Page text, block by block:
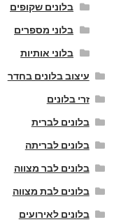
בלונים שקופים
בלוני מספרים
בלוני אותיות
עיצוב בלונים בחדר
זרי בלונים
בלונים לברית
בלונים לבריתה
בלונים לבר מצווה
בלונים לבת מצווה
בלונים לאירועים